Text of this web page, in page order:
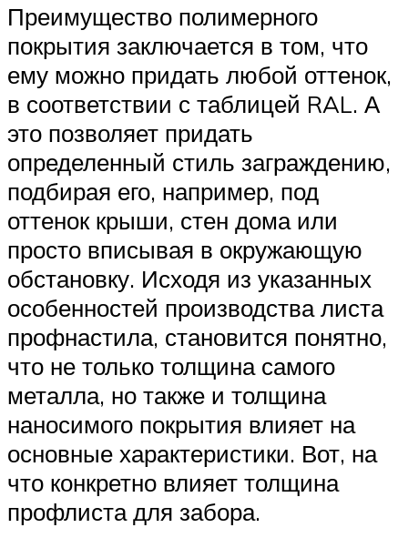
Преимущество полимерного
покрытия заключается в том, что
ему можно придать любой оттенок,
в соответствии с таблицей RAL. А
это позволяет придать
определенный стиль заграждению,
подбирая его, например, под
оттенок крыши, стен дома или
просто вписывая в окружающую
обстановку. Исходя из указанных
особенностей производства листа
профнастила, становится понятно,
что не только толщина самого
металла, но также и толщина
наносимого покрытия влияет на
основные характеристики. Вот, на
что конкретно влияет толщина
профлиста для забора.